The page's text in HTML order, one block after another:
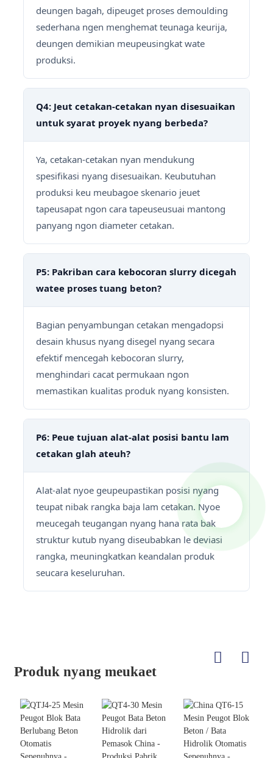
deungen bagah, dipeuget proses demoulding
sederhana ngen menghemat teunaga keurija,
deungen demikian meupeusingkat wate
produksi.
Q4: Jeut cetakan-cetakan nyan disesuaikan
untuk syarat proyek nyang berbeda?
Ya, cetakan-cetakan nyan mendukung
spesifikasi nyang disesuaikan. Keubutuhan
produksi keu meubagoe skenario jeuet
tapeusapat ngon cara tapeuseusuai mantong
panyang ngon diameter cetakan.
P5: Pakriban cara kebocoran slurry dicegah
watee proses tuang beton?
Bagian penyambungan cetakan mengadopsi
desain khusus nyang disegel nyang secara
efektif mencegah kebocoran slurry,
menghindari cacat permukaan ngon
memastikan kualitas produk nyang konsisten.
P6: Peue tujuan alat-alat posisi bantu lam
cetakan glah ateuh?
Alat-alat nyoe geupeupastikan posisi nyang
teupat nibak rangka baja lam cetakan. Nyoe
meucegah teugangan nyang hana rata bak
struktur kutub nyang diseubabkan le deviasi
rangka, meuningkatkan keandalan produk
seucara keseluruhan.
Produk nyang meukaet